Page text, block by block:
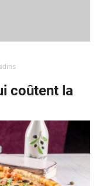
coûtent la